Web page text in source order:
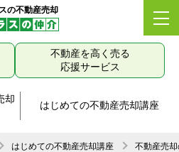
の不動産売却
不動産を高く売る
応援サービス
却
はじめての不動産売却講座
はじめての不動産売却講座 不動産売